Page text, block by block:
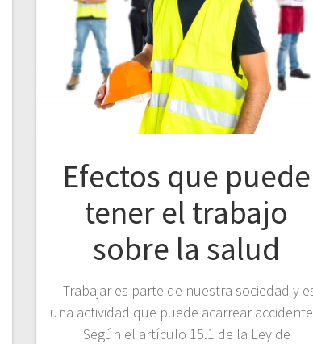
Efectos que puede
tener el trabajo
sobre la salud
Trabajar es parte de nuestra sociedad y
una actividad que puede acarrear
Según el artículo 15.1 de la Ley de